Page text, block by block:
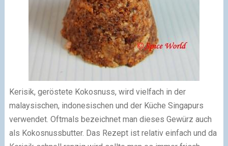
Kerisik, geröstete Kokosnuss, wird vielfach in der
malaysischen, indonesischen und der Küche Singapurs
verwendet. Oftmals bezeichnet man dieses Gewürz auch
als Kokosnussbutter. Das Rezept ist relativ einfach und da